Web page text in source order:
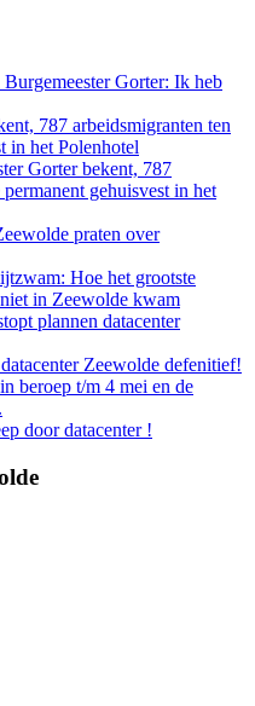
Gorter: Ik heb
787 arbeidsmigranten ten
in het Polenhotel
Gorter bekent, 787
gehuisvest in het
praten over
Hoe het grootste
in Zeewolde kwam
plannen datacenter
Zeewolde defenitief!
beroep t/m 4 mei en de
door datacenter !